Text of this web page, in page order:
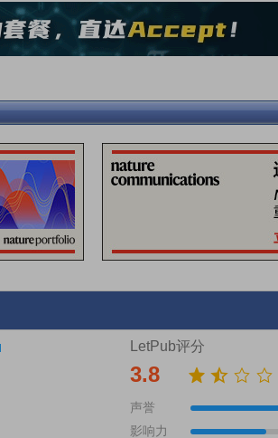
LetPub评分
3.8
声誉
影响力